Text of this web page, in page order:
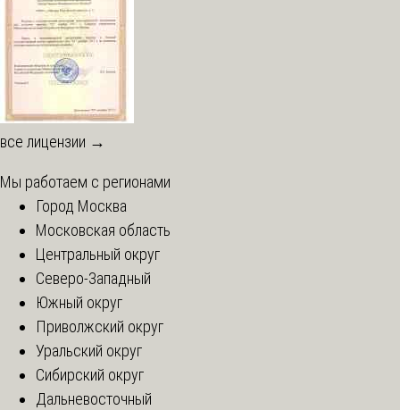
все лицензии →
Мы работаем с регионами
Город Москва
Московская область
Центральный округ
Северо-Западный
Южный округ
Приволжский округ
Уральский округ
Сибирский округ
Дальневосточный